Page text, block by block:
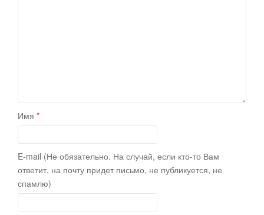
Имя *
E-mail (Не обязательно. На случай, если кто-то Вам
ответит, на почту придет письмо, не публикуется, не
спамлю)